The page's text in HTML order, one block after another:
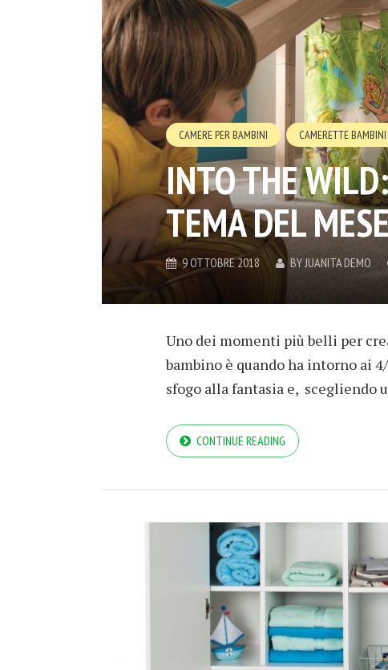
CAMERE PER BAMBINI CAMERETTE BAMBINI
INTO THE
TEMA DEL
9 OTTOBRE 2018 BYJUANITA DEMO
Uno dei momenti più belli per
bambino è quando ha intorno ai
sfogo alla fantasia e, scegliendo
CONTINUE READING